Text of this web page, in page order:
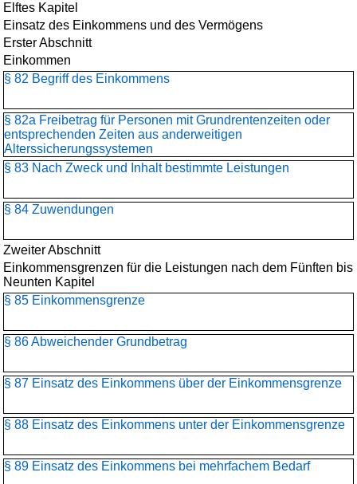
Elftes Kapitel
Einsatz des Einkommens und des Vermögens
Erster Abschnitt
Einkommen
§ 82 Begriff des Einkommens
§ 82a Freibetrag für Personen mit Grundrentenzeiten oder
entsprechenden Zeiten aus anderweitigen
Alterssicherungssystemen
§ 83 Nach Zweck und Inhalt bestimmte Leistungen
§ 84 Zuwendungen
Zweiter Abschnitt
Einkommensgrenzen für die Leistungen nach dem Fünften bis
Neunten Kapitel
§ 85 Einkommensgrenze
§ 86 Abweichender Grundbetrag
§ 87 Einsatz des Einkommens über der Einkommensgrenze
§ 88 Einsatz des Einkommens unter der Einkommensgrenze
§ 89 Einsatz des Einkommens bei mehrfachem Bedarf